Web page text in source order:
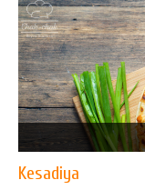
Kesadiya